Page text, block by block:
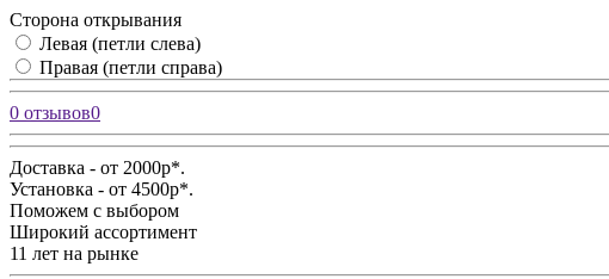
Сторона открывания
Левая (петли слева)
Правая (петли справа)
0 отзывов0
Доставка - от 2000р*.
Установка - от 4500р*.
Поможем с выбором
Широкий ассортимент
11 лет на рынке